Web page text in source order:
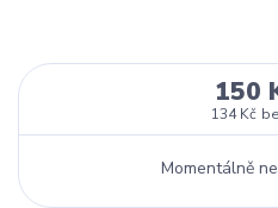
150
134 Kč
Momentálně